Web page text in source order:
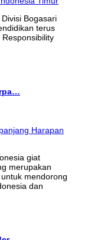
Bogasari
terus
giat
merupakan
mendorong
dan